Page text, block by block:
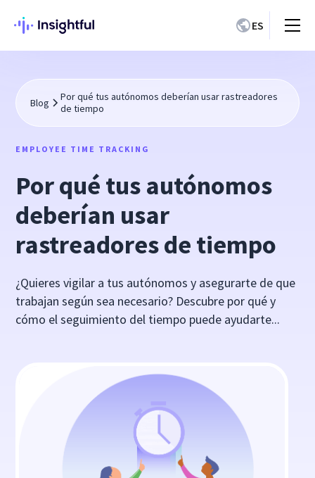
ES
Blog
Por qué tus autónomos deberían usar rastreadores
de tiempo
EMPLOYEE TIME TRACKING
Por qué tus autónomos
deberían usar
rastreadores de tiempo
¿Quieres vigilar a tus autónomos y asegurarte de que
trabajan según sea necesario? Descubre por qué y
cómo el seguimiento del tiempo puede ayudarte...